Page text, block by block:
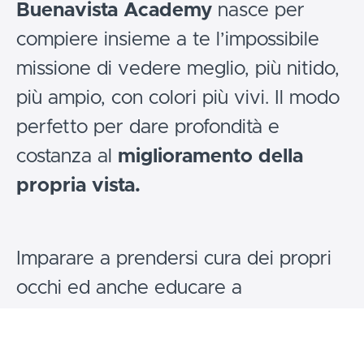
Buenavista Academy nasce per
compiere insieme a te l’impossibile
missione di vedere meglio, più nitido,
più ampio, con colori più vivi. Il modo
perfetto per dare profondità e
costanza al miglioramento della
propria vista.
Imparare a prendersi cura dei propri
occhi ed anche educare a